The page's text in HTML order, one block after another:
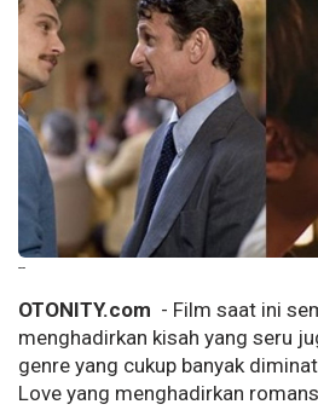
--
OTONITY.com - Film saat ini
menghadirkan kisah yang seru
genre yang cukup banyak
Love yang menghadirkan